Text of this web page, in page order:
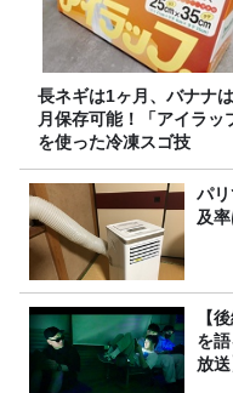
長ネギは1ヶ月、バナナ
月保存可能！「アイラッ
を使った冷凍スゴ技
パ
及
【
を
放送